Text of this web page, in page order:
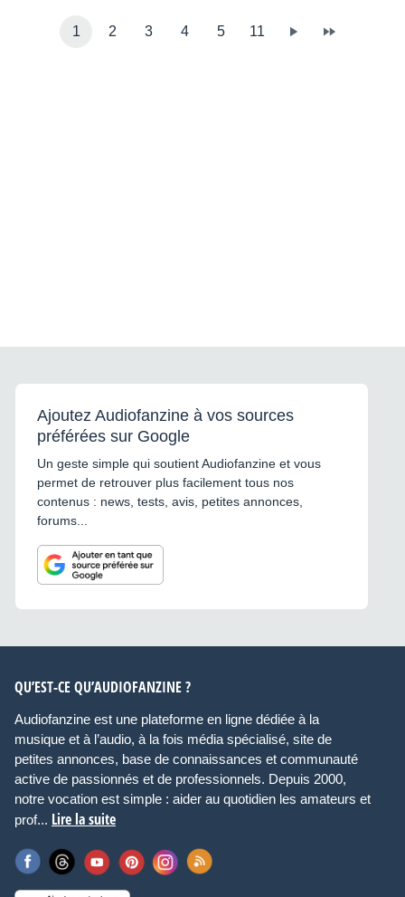
1 2 3 4 5 11
Ajoutez Audiofanzine à vos sources
préférées sur Google
Un geste simple qui soutient Audiofanzine et vous
permet de retrouver plus facilement tous nos
contenus : news, tests, avis, petites annonces,
forums...
QU’EST-CE QU’AUDIOFANZINE ?
Audiofanzine est une plateforme en ligne dédiée à la
musique et à l’audio, à la fois média spécialisé, site de
petites annonces, base de connaissances et communauté
active de passionnés et de professionnels. Depuis 2000,
notre vocation est simple : aider au quotidien les amateurs et
prof... Lire la suite